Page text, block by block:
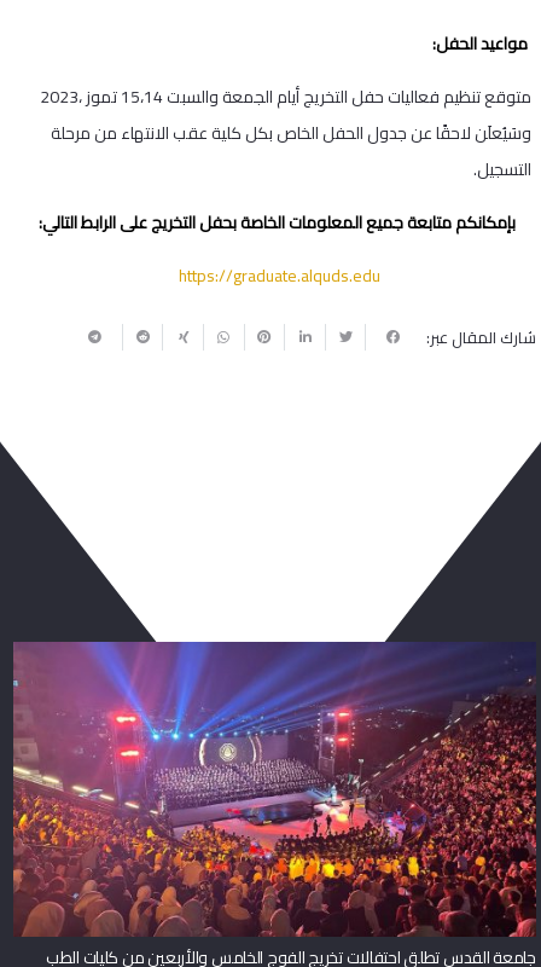
️ مواعيد الحفل:
متوقع تنظيم فعاليات حفل التخريج أيام الجمعة والسبت 15،14 تموز ،2023
وسَيُعلَن لاحقًا عن جدول الحفل الخاص بكل كلية عقب الانتهاء من مرحلة
التسجيل.
بإمكانكم متابعة جميع المعلومات الخاصة بحفل التخريج على الرابط التالي:
https://graduate.alquds.edu
شارك المقال عبر:
جامعة القدس تطلق احتفالات تخريج الفوج الخامس والأربعين من كليات الطب